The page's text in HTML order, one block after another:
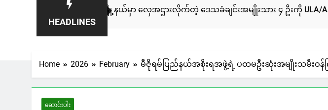
HEADLINES
ပလက်ဝမြို့နယ်မှာ လှေအဌားလိုက်တဲ့ ဒေသခံချင်းအမျိုးသား ၄ ဦးကို ULA/AA က ဖမ်းဆီးထ
Home 2026 February မီဇိုရမ်ပြည်နယ်အစိုးရအဖွဲ့ရဲ့ ပထမဦးဆုံးအမျိုးသမီးဝန်ကြီး
ဆောင်းပါး